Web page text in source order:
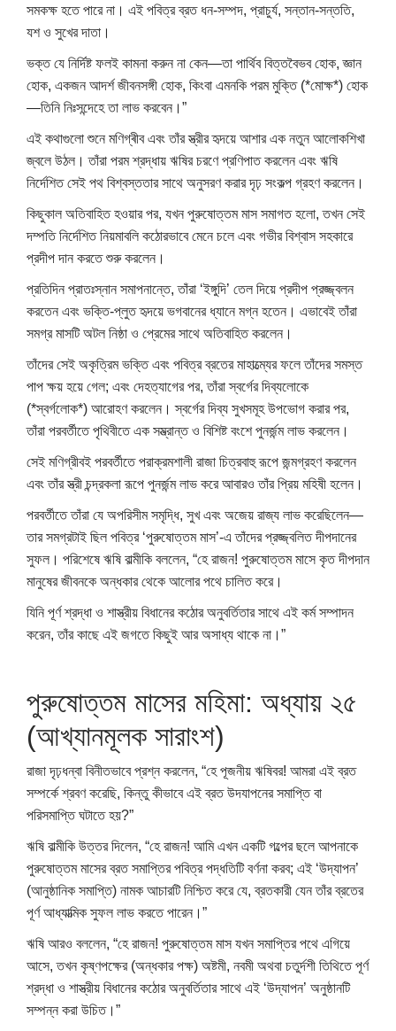
সমকক্ষ হতে পারে না। এই পবিত্র ব্রত ধন-সম্পদ, প্রাচুর্য, সন্তান-সন্ততি,
যশ ও সুখের দাতা।
ভক্ত যে নির্দিষ্ট ফলই কামনা করুন না কেন—তা পার্থিব বিত্তবৈভব হোক, জ্ঞান
হোক, একজন আদর্শ জীবনসঙ্গী হোক, কিংবা এমনকি পরম মুক্তি (*মোক্ষ*) হোক
—তিনি নিঃসন্দেহে তা লাভ করবেন।”
এই কথাগুলো শুনে মণিগ্ৰীব এবং তাঁর স্ত্রীর হৃদয়ে আশার এক নতুন আলোকশিখা
জ্বলে উঠল। তাঁরা পরম শ্রদ্ধায় ঋষির চরণে প্রণিপাত করলেন এবং ঋষি
নির্দেশিত সেই পথ বিশ্বস্ততার সাথে অনুসরণ করার দৃঢ় সংকল্প গ্রহণ করলেন।
কিছুকাল অতিবাহিত হওয়ার পর, যখন পুরুষোত্তম মাস সমাগত হলো, তখন সেই
দম্পতি নির্দেশিত নিয়মাবলি কঠোরভাবে মেনে চলে এবং গভীর বিশ্বাস সহকারে
প্রদীপ দান করতে শুরু করলেন।
প্রতিদিন প্রাতঃস্নান সমাপনান্তে, তাঁরা ‘ইঙ্গুদি’ তেল দিয়ে প্রদীপ প্রজ্জ্বলন
করতেন এবং ভক্তি-প্লুত হৃদয়ে ভগবানের ধ্যানে মগ্ন হতেন। এভাবেই তাঁরা
সমগ্র মাসটি অটল নিষ্ঠা ও প্রেমের সাথে অতিবাহিত করলেন।
তাঁদের সেই অকৃত্রিম ভক্তি এবং পবিত্র ব্রতের মাহাত্ম্যের ফলে তাঁদের সমস্ত
পাপ ক্ষয় হয়ে গেল; এবং দেহত্যাগের পর, তাঁরা স্বর্গের দিব্যলোকে
(*স্বর্গলোক*) আরোহণ করলেন। স্বর্গের দিব্য সুখসমূহ উপভোগ করার পর,
তাঁরা পরবর্তীতে পৃথিবীতে এক সম্ভ্রান্ত ও বিশিষ্ট বংশে পুনর্জন্ম লাভ করলেন।
সেই মণিগ্রীবই পরবর্তীতে পরাক্রমশালী রাজা চিত্রবাহু রূপে জন্মগ্রহণ করলেন
এবং তাঁর স্ত্রী চন্দ্রকলা রূপে পুনর্জন্ম লাভ করে আবারও তাঁর প্রিয় মহিষী হলেন।
পরবর্তীতে তাঁরা যে অপরিসীম সমৃদ্ধি, সুখ এবং অজেয় রাজ্য লাভ করেছিলেন—
তার সমগ্রটাই ছিল পবিত্র ‘পুরুষোত্তম মাস’-এ তাঁদের প্রজ্জ্বলিত দীপদানের
সুফল। পরিশেষে ঋষি বাল্মীকি বললেন, “হে রাজন! পুরুষোত্তম মাসে কৃত দীপদান
মানুষের জীবনকে অন্ধকার থেকে আলোর পথে চালিত করে।
যিনি পূর্ণ শ্রদ্ধা ও শাস্ত্রীয় বিধানের কঠোর অনুবর্তিতার সাথে এই কর্ম সম্পাদন
করেন, তাঁর কাছে এই জগতে কিছুই আর অসাধ্য থাকে না।”
পুরুষোত্তম মাসের মহিমা: অধ্যায় ২৫
(আখ্যানমূলক সারাংশ)
রাজা দৃঢ়ধন্বা বিনীতভাবে প্রশ্ন করলেন, “হে পূজনীয় ঋষিবর! আমরা এই ব্রত
সম্পর্কে শ্রবণ করেছি, কিন্তু কীভাবে এই ব্রত উদযাপনের সমাপ্তি বা
পরিসমাপ্তি ঘটাতে হয়?”
ঋষি বাল্মীকি উত্তর দিলেন, “হে রাজন! আমি এখন একটি গল্পের ছলে আপনাকে
পুরুষোত্তম মাসের ব্রত সমাপ্তির পবিত্র পদ্ধতিটি বর্ণনা করব; এই ‘উদ্যাপন’ ​​
(আনুষ্ঠানিক সমাপ্তি) নামক আচারটি নিশ্চিত করে যে, ব্রতকারী যেন তাঁর ব্রতের
পূর্ণ আধ্যাত্মিক সুফল লাভ করতে পারেন।”
ঋষি আরও বললেন, “হে রাজন! পুরুষোত্তম মাস যখন সমাপ্তির পথে এগিয়ে
আসে, তখন কৃষ্ণপক্ষের (অন্ধকার পক্ষ) অষ্টমী, নবমী অথবা চতুর্দশী তিথিতে পূর্ণ
শ্রদ্ধা ও শাস্ত্রীয় বিধানের কঠোর অনুবর্তিতার সাথে এই ‘উদ্যাপন’ ​​অনুষ্ঠানটি
সম্পন্ন করা উচিত।”